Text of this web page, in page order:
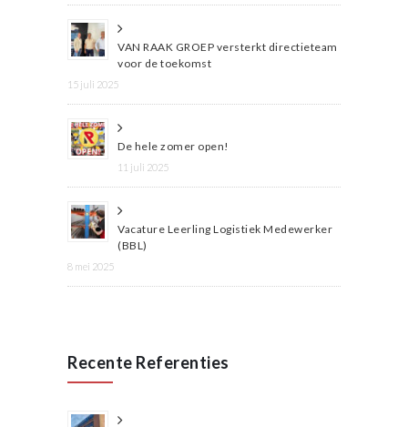
VAN RAAK GROEP versterkt directieteam
voor de toekomst
15 juli 2025
De hele zomer open!
11 juli 2025
Vacature Leerling Logistiek Medewerker
(BBL)
8 mei 2025
Recente Referenties